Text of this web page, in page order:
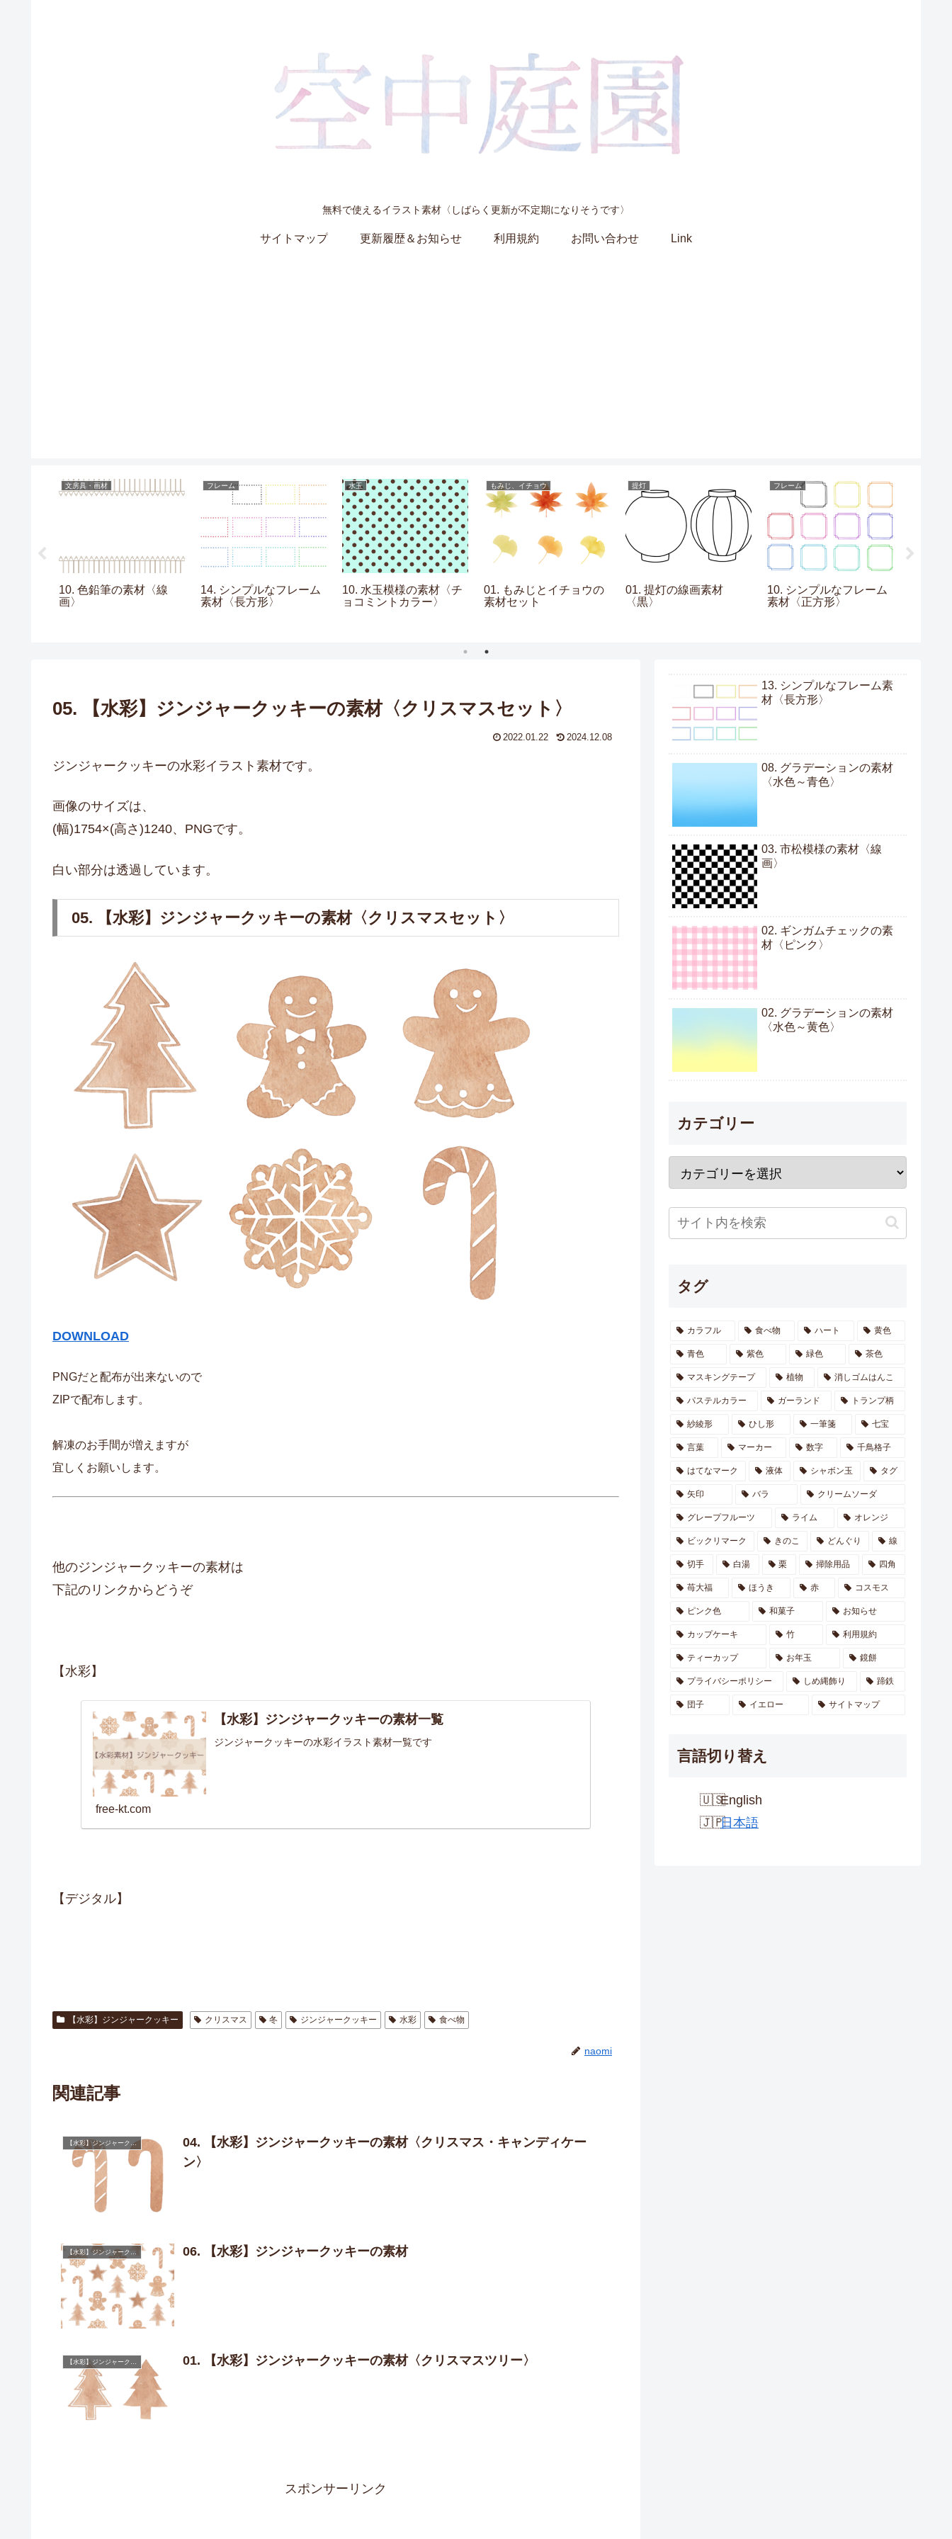
無料で使えるイラスト素材〈しばらく更新が不定期になりそうです〉
サイトマップ 更新履歴＆お知らせ 利用規約 お問い合わせ Link
文房具・画材
10. 色鉛筆の素材〈線
画〉
フレーム
14. シンプルなフレーム
素材〈長方形〉
水玉
10. 水玉模様の素材〈チ
ョコミントカラー〉
もみじ、イチョウ
01. もみじとイチョウの
素材セット
提灯
01. 提灯の線画素材
〈黒〉
フレーム
10. シンプルなフレーム
素材〈正方形〉
05. 【水彩】ジンジャークッキーの素材〈クリスマスセット〉
2022.01.22 2024.12.08
ジンジャークッキーの水彩イラスト素材です。
画像のサイズは、
(幅)1754×(高さ)1240、PNGです。
白い部分は透過しています。
05. 【水彩】ジンジャークッキーの素材〈クリスマスセット〉
DOWNLOAD
PNGだと配布が出来ないので
ZIPで配布します。
解凍のお手間が増えますが
宜しくお願いします。
他のジンジャークッキーの素材は
下記のリンクからどうぞ
【水彩】
【水彩】ジンジャークッキーの素材一覧
ジンジャークッキーの水彩イラスト素材一覧です
free-kt.com
【デジタル】
【水彩】ジンジャークッキー クリスマス 冬 ジンジャークッキー 水彩 食べ物
naomi
関連記事
【水彩】ジンジャークッキー
04. 【水彩】ジンジャークッキーの素材〈クリスマス・キャンディケー
ン〉
【水彩】ジンジャークッキー 06. 【水彩】ジンジャークッキーの素材
01. 【水彩】ジンジャークッキーの素材〈クリスマスツリー〉
スポンサーリンク
13. シンプルなフレーム素
材〈長方形〉
08. グラデーションの素材
〈水色～青色〉
03. 市松模様の素材〈線
画〉
02. ギンガムチェックの素
材〈ピンク〉
02. グラデーションの素材
〈水色～黄色〉
カテゴリー
タグ
カラフル 食べ物 ハート 黄色
青色 紫色 緑色 茶色
マスキングテープ 植物 消しゴムはんこ
パステルカラー ガーランド トランプ柄
紗綾形 ひし形 一筆箋 七宝
言葉 マーカー 数字 千鳥格子
はてなマーク 液体 シャボン玉 タグ
矢印 バラ クリームソーダ
グレープフルーツ ライム オレンジ
ビックリマーク きのこ どんぐり 線
切手 白湯 栗 掃除用品 四角
苺大福 ほうき 赤 コスモス
ピンク色 和菓子 お知らせ
カップケーキ 竹 利用規約
ティーカップ お年玉 鏡餅
プライバシーポリシー しめ縄飾り 蹄鉄
団子 イエロー サイトマップ
言語切り替え
English
日本語